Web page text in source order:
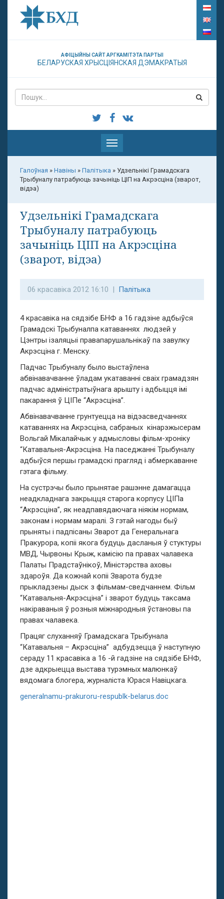
АФІЦЫЙНЫ САЙТ АРГКАМІТЭТА ПАРТЫІ
БЕЛАРУСКАЯ ХРЫСЦІЯНСКАЯ ДЭМАКРАТЫЯ
Паказаць
меню
Галоўная » Навіны » Палітыка » Удзельнікі Грамадскага
Трыбуналу патрабуюць зачыніць ЦІП на Акрэсціна (зварот,
відэа)
Удзельнікі Грамадскага
Трыбуналу патрабуюць
зачыніць ЦІП на Акрэсціна
(зварот, відэа)
06 красавіка 2012 16:10 | Палітыка
4 красавіка на сядзібе БНФ а 16 гадзіне адбыўся
Грамадскі Трыбуналпа катаваннях людзей у
Цэнтры ізаляцыі правапарушальнікаў па завулку
Акрэсціна г. Менску.
Падчас Трыбуналу было выстаўлена
абвінавачванне ўладам укатаванні сваіх грамадзян
падчас адміністратыўнага арышту і адбыцця імі
пакарання ў ЦІПе “Акрэсціна”.
Абвінавачванне грунтуецца на відэасведчаннях
катаваннях на Акрэсціна, сабраных кінарэжысерам
Вольгай Мікалайчык у адмысловы фільм-хроніку
“Катавальня-Акрэсціна. На паседжанні Трыбуналу
адбыўся першы грамадскі прагляд і абмеркаванне
гэтага фільму.
На сустрэчы было прынятае рашэнне дамагацца
неадкладнага закрыцця старога корпусу ЦІПа
“Акрэсціна”, як неадпавядаючага ніякім нормам,
законам і нормам маралі. З гэтай нагоды быў
прыняты і падпісаны Зварот да Генеральнага
Пракурора, копіі якога будуць дасланыя ў стуктуры
МВД, Чырвоны Крыж, камісію па правах чалавека
Палаты Прадстаўнікоў, Міністэрства аховы
здароўя. Да кожнай копіі Зварота будзе
прыкладзены дыск з фільмам-сведчаннем. Фільм
“Катавальня-Акрэсціна” і зварот будуць таксама
накіраваныя ў розныя міжнародныя ўстановы па
правах чалавека.
Працяг слуханняў Грамадскага Трыбунала
“Катавальня – Акрэсціна” адбудзецца ў наступную
сераду 11 красавіка а 16 -й гадзіне на сядзібе БНФ,
дзе адкрыецца выстава турэмных малюнкаў
вядомага блогера, журналіста Юрася Навіцкага.
generalnamu-prakuroru-respublk-belarus.doc